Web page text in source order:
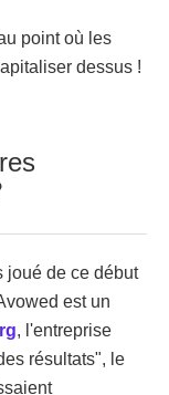
point où les
dessus !
joué de ce début
est un
, l'entreprise
résultats", le